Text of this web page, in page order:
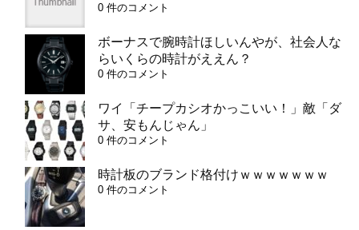
0 件のコメント
ボーナスで腕時計ほしいんやが、社会人な
らいくらの時計がええん？
0 件のコメント
ワイ「チープカシオかっこいい！」敵「ダ
サ、安もんじゃん」
0 件のコメント
時計板のブランド格付けｗｗｗｗｗｗｗ
0 件のコメント